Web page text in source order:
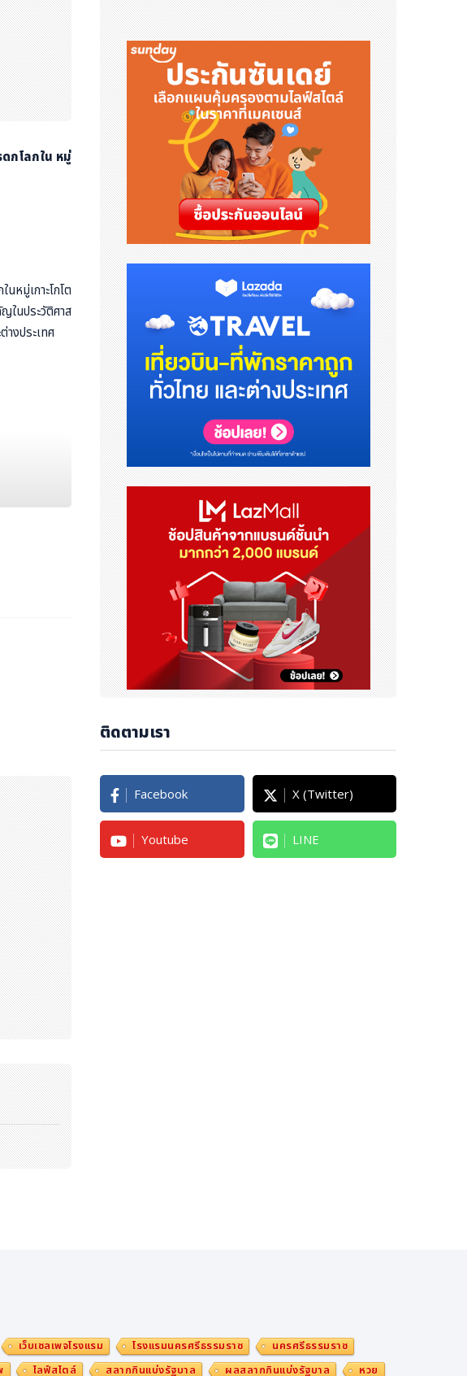
กโลกใน หมู่
หมู่เกาะโกโต
ญในประวัติศาส
งประเทศ
ารปราบปรา
นเร้นในภูมิภา
ลกดังกล่าวเ
ชิงประสบกา
ติดตามเรา
Facebook X (Twitter)
Youtube LINE
เว็บเซลเพจโรงแรม โรงแรมนครศรีธรรมราช
นครศรีธรรมราช
ไลฟ์สไตล์ สลากกินแบ่งรัฐบาล ผลสลากกินแบ่งรัฐบาล หวย